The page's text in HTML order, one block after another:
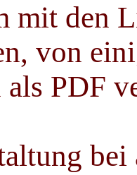
mit den
von
PDF